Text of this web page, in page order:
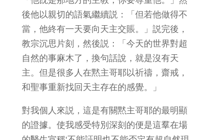
後他以親切的語氣繼續説：「但若他做得不
當，他終有一天要向天主交賬。」説完後，
教宗沉思片刻，然後説：「今天的世界對超
自然的事麻木了，換句話說，就是沒有天
主。但是很多人在黙主哥耶以祈禱，齋戒，
和聖事重新找回天主存在的感覺。」
對我個人來説，這是有關黙主哥耶的最明顯
的證據。使我感受特別深刻的便是這羣在場